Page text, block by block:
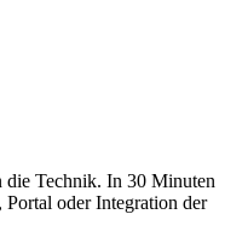
die Technik. In 30 Minuten
oder Integration der